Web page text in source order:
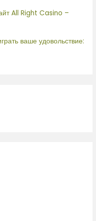
All Right Casino –
ваше удовольствие: